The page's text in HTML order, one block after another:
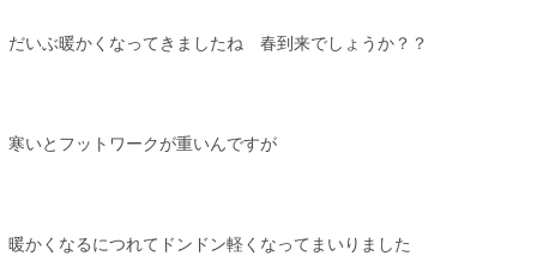
だいぶ暖かくなってきましたね 春到来でしょうか？？
寒いとフットワークが重いんですが
暖かくなるにつれてドンドン軽くなってまいりました